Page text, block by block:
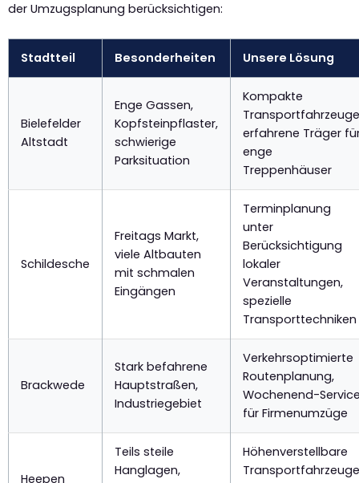
der Umzugsplanung berücksichtigen:
Stadtteil Besonderheiten Unsere Lösung
Bielefelder
Altstadt
Enge Gassen,
Kopfsteinpflaster,
schwierige
Parksituation
Kompakte
erfahrene Träger
enge
Treppenhäuser
Schildesche
Freitags Markt,
viele Altbauten
mit schmalen
Eingängen
Terminplanung
unter
Berücksichtigung
lokaler
Veranstaltungen,
spezielle
Transporttechniken
Brackwede
Stark befahrene
Hauptstraßen,
Industriegebiet
Verkehrsoptimierte
Routenplanung,
Wochenend-
für Firmenumzüge
Heepen
Teils steile
Hanglagen,
Höhenverstellbare